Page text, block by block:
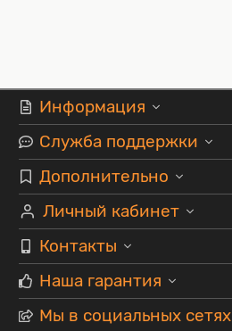
Информация
Служба поддержки
Дополнительно
Личный кабинет
Контакты
Наша гарантия
Мы в социальных сетях